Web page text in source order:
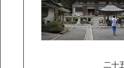
二十五番